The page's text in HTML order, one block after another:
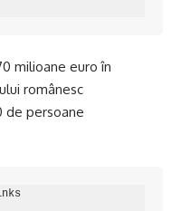
milioane euro în
românesc
de persoane